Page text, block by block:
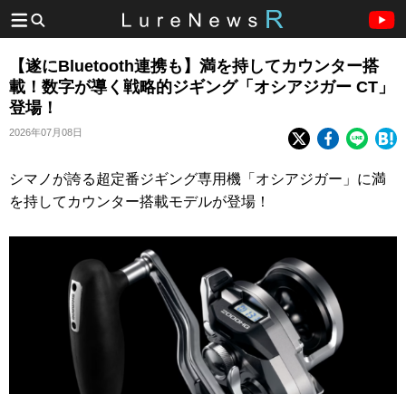
【遂にBluetooth連携も】満を持してカウンター搭
載！数字が導く戦略的ジギング「オシアジガー CT」
登場！
2026年07月08日
シマノが誇る超定番ジギング専用機「オシアジガー」に満
を持してカウンター搭載モデルが登場！